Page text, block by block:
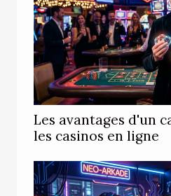
Les avantages d'un
les casinos en ligne